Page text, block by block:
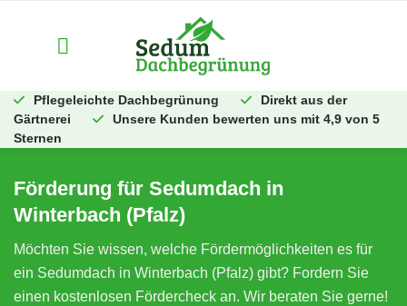
Pflegeleichte Dachbegrünung
Direkt aus der
Gärtnerei
Unsere Kunden bewerten uns mit 4,9 von 5
Sternen
Förderung für Sedumdach in
Winterbach (Pfalz)
Möchten Sie wissen, welche Fördermöglichkeiten es für
ein Sedumdach in Winterbach (Pfalz) gibt? Fordern Sie
einen kostenlosen Fördercheck an. Wir beraten Sie gerne!